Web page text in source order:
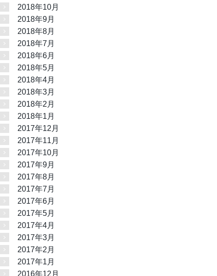
2018年10月
2018年9月
2018年8月
2018年7月
2018年6月
2018年5月
2018年4月
2018年3月
2018年2月
2018年1月
2017年12月
2017年11月
2017年10月
2017年9月
2017年8月
2017年7月
2017年6月
2017年5月
2017年4月
2017年3月
2017年2月
2017年1月
2016年12月